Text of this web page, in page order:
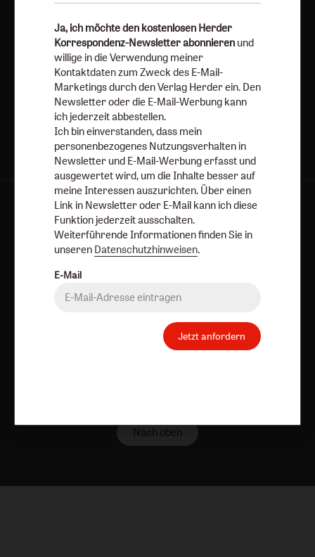
Jetzt anmelden
AGB und Widerrufsbelehrung
Datenschutz
Barrierefreiheit
Impressum
Vertrag widerrufen
Nach oben
Ja, ich möchte den kostenlosen Herder
Korrespondenz-Newsletter abonnieren und
willige in die Verwendung meiner
Kontaktdaten zum Zweck des E-Mail-
Marketings durch den Verlag Herder ein. Den
Newsletter oder die E-Mail-Werbung kann
ich jederzeit abbestellen.
Ich bin einverstanden, dass mein
personenbezogenes Nutzungsverhalten in
Newsletter und E-Mail-Werbung erfasst und
ausgewertet wird, um die Inhalte besser auf
meine Interessen auszurichten. Über einen
Link in Newsletter oder E-Mail kann ich diese
Funktion jederzeit ausschalten.
Weiterführende Informationen finden Sie in
unseren Datenschutzhinweisen.
E-Mail
Jetzt anfordern